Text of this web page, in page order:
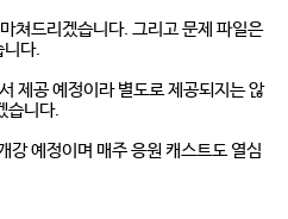
쳐드리겠습니다. 그리고 문제 파일은
니다.
제공 예정이라 별도로 제공되지는 않
습니다.
예정이며 매주 응원 캐스트도 열심